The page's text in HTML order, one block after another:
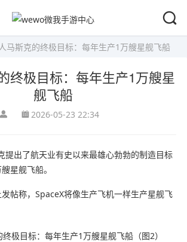
马斯克的终极目标：每年生产1万艘星舰飞船
终极目标：每年生产1万艘星
舰飞船
2026-05-23 22:34
提出了航天业有史以来最雄心勃勃的制造目标
星舰飞船。
帖称，SpaceX将像生产飞机一样生产星舰飞